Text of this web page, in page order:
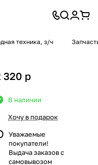
техника, з/ч
320 p
В наличии
Хочу в подарок
Уважаемые
покупатели!
Выдача заказов с
самовывозом